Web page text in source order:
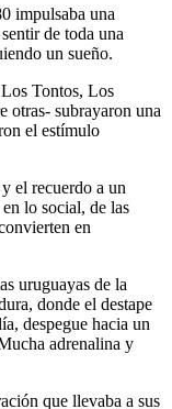
impulsaba una
de toda una
un sueño.
Tontos, Los
otras- subrayaron una
el estímulo
el recuerdo a un
lo social, de las
en
uruguayas de la
donde el destape
despegue hacia un
adrenalina y
que llevaba a sus